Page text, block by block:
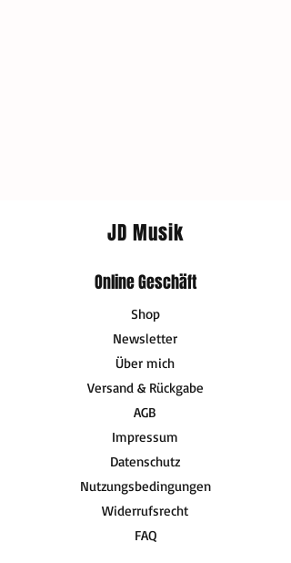
JD Musik
Online Geschäft
Shop
Newsletter
Über mich
Versand & Rückgabe
AGB
Impressum
Datenschutz
Nutzungsbedingungen
Widerrufsrecht
FAQ